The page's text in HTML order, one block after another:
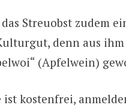
Streuobst zudem
denn aus
(Apfelwein)
ist kostenfrei,